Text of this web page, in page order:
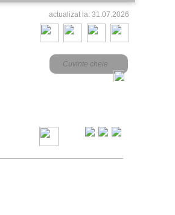
actualizat la: 31.07.2026